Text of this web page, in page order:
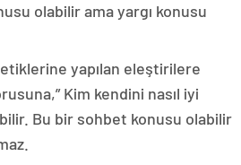
olabilir ama yargı konusu
yapılan eleştirilere
Kim kendini nasıl iyi
Bu bir sohbet konusu olabilir